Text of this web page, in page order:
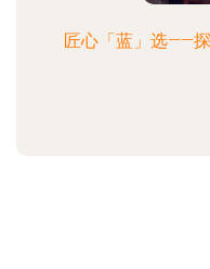
匠心「蓝」选——